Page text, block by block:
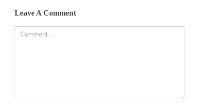
Leave A Comment